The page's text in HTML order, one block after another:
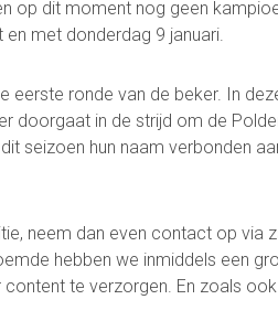
info@fclisse.nl
op dit moment nog geen
met donderdag 9 januari.
eerste ronde van de beker. In
doorgaat in de strijd om de
seizoen hun naam verbonden
neem dan even contact op via
hebben we inmiddels een
te verzorgen. En zoals